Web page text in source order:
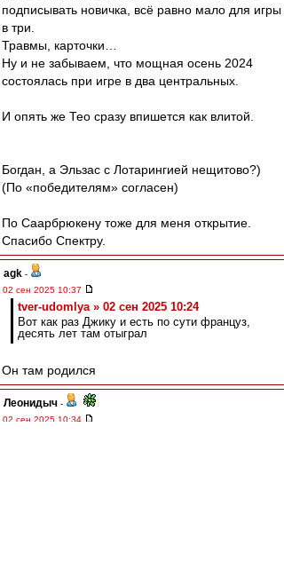
подписывать новичка, всё равно мало для игры
в три.
Травмы, карточки…
Ну и не забываем, что мощная осень 2024
состоялась при игре в два центральных.
И опять же Тео сразу впишется как влитой.
Богдан, а Эльзас с Лотарингией нещитово?)
(По «победителям» согласен)
По Саарбрюкену тоже для меня открытие.
Спасибо Спектру.
agk -
02 сен 2025 10:37
tver-udomlya » 02 сен 2025 10:24
Вот как раз Джику и есть по сути француз,
десять лет там отыграл
Он там родился
Леонидыч -
02 сен 2025 10:34